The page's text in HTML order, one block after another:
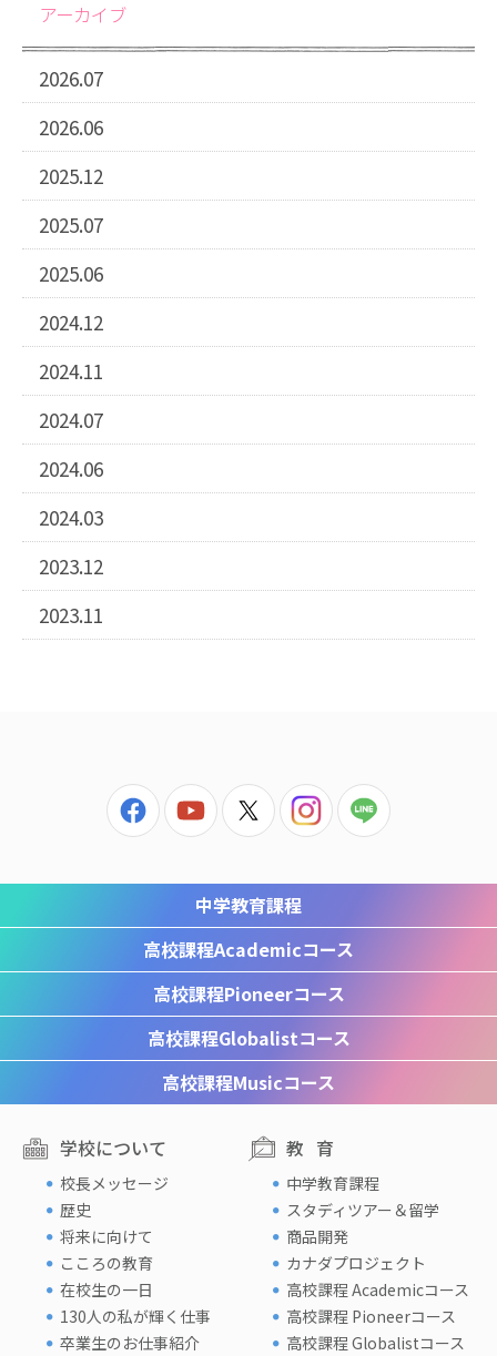
アーカイブ
2026.07
2026.06
2025.12
2025.07
2025.06
2024.12
2024.11
2024.07
2024.06
2024.03
2023.12
2023.11
中学教育課程
高校課程Academicコース
高校課程Pioneerコース
高校課程Globalistコース
高校課程Musicコース
学校について
校長メッセージ
歴史
将来に向けて
こころの教育
在校生の一日
130人の私が輝く仕事
卒業生のお仕事紹介
教育
中学教育課程
スタディツアー＆留学
商品開発
カナダプロジェクト
高校課程 Academicコース
高校課程 Pioneerコース
高校課程 Globalistコース